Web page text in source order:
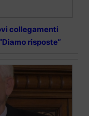
collegamenti
risposte”